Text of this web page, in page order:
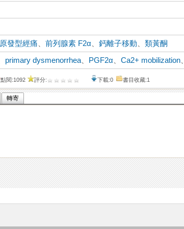
原發型經痛 、前列腺素 F2α 、鈣離子移動 、類黃酮
primary dysmenorrhea PGF2α 、Ca2+ mobilization
點閱:1092 評分: 下載:0 書目收藏:1
轉寄